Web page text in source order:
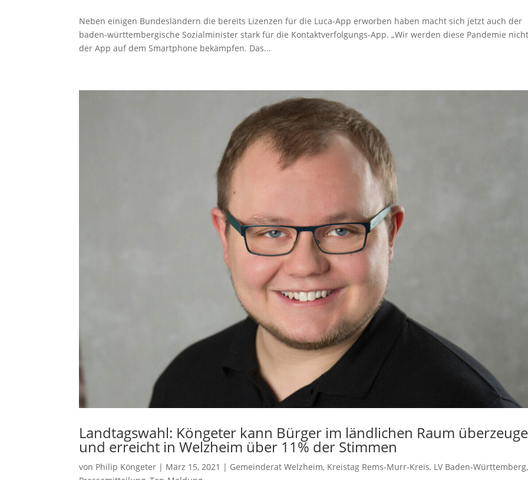
Neben einigen Bundesländern die bereits Lizenzen für die Luca-App erworben haben macht sich jetzt auch der
baden-württembergische Sozialminister stark für die Kontaktverfolgungs-App. „Wir werden diese Pandemie
der App auf dem Smartphone bekämpfen. Das...
Landtagswahl: Köngeter kann Bürger im ländlichen Raum
und erreicht in Welzheim über 11% der Stimmen
von Philip Köngeter | März 15, 2021 | Gemeinderat Welzheim, Kreistag Rems-Murr-Kreis, LV Baden-Württemberg,